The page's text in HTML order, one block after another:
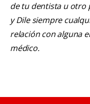
de tu dentista u otro
y Dile siempre
relación con alguna
médico.